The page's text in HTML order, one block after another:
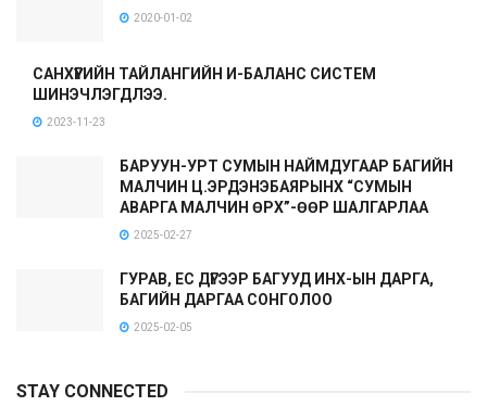
2020-01-02
САНХҮҮГИЙН ТАЙЛАНГИЙН И-БАЛАНС СИСТЕМ
ШИНЭЧЛЭГДЛЭЭ.
2023-11-23
БАРУУН-УРТ СУМЫН НАЙМДУГААР БАГИЙН
МАЛЧИН Ц.ЭРДЭНЭБАЯРЫНХ “СУМЫН
АВАРГА МАЛЧИН ӨРХ”-ӨӨР ШАЛГАРЛАА
2025-02-27
ГУРАВ, ЕС ДҮГЭЭР БАГУУД ИНХ-ЫН ДАРГА,
БАГИЙН ДАРГАА СОНГОЛОО
2025-02-05
STAY CONNECTED